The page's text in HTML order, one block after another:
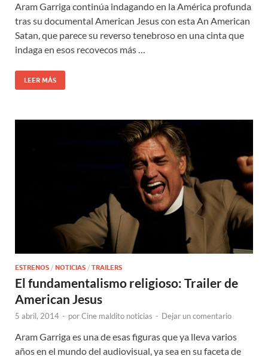
Aram Garriga continúa indagando en la América profunda
tras su documental American Jesus con esta An American
Satan, que parece su reverso tenebroso en una cinta que
indaga en esos recovecos más …
LEER MÁS
ESTRENOS / NOTICIAS / TRAILERS
El fundamentalismo religioso: Trailer de
American Jesus
5 abril, 2014 - porCine maldito noticias - Dejar un comentario
Aram Garriga es una de esas figuras que ya lleva varios
años en el mundo del audiovisual, ya sea en su faceta de